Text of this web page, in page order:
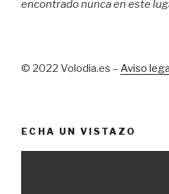
encontrado nunca en este
© 2022 Volodia.es – Aviso
ECHA UN VISTAZO